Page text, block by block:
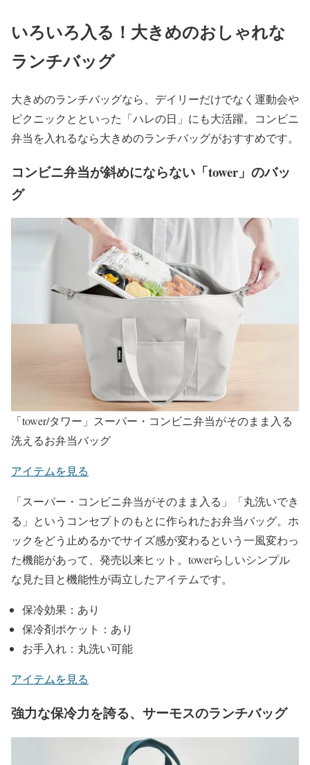
いろいろ入る！大きめのおしゃれな
ランチバッグ
大きめのランチバッグなら、デイリーだけでなく運動会や
ピクニックとといった「ハレの日」にも大活躍。コンビニ
弁当を入れるなら大きめのランチバッグがおすすめです。
コンビニ弁当が斜めにならない「tower」のバッ
グ
「tower/タワー」スーパー・コンビニ弁当がそのまま入る
洗えるお弁当バッグ
アイテムを見る
「スーパー・コンビニ弁当がそのまま入る」「丸洗いでき
る」というコンセプトのもとに作られたお弁当バッグ。ホ
ックをどう止めるかでサイズ感が変わるという一風変わっ
た機能があって、発売以来ヒット。towerらしいシンプル
な見た目と機能性が両立したアイテムです。
保冷効果：あり
保冷剤ポケット：あり
お手入れ：丸洗い可能
アイテムを見る
強力な保冷力を誇る、サーモスのランチバッグ